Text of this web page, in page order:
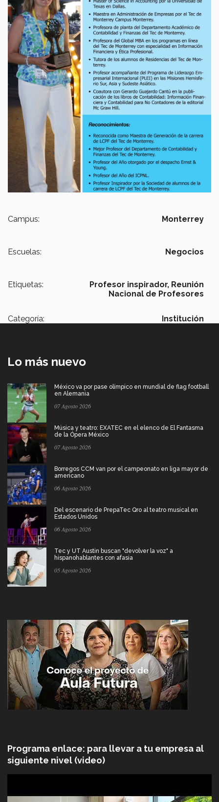
Campus: Monterrey
Escuelas: Negocios
Etiquetas: Profesor inspirador, Reunión
Nacional de Profesores
Categoría: Institución
Lo más nuevo
México va por pase olímpico en mundial de flag football
en Alemania
07 Agosto 2026
Música y teatro: EXATEC en el elenco de El Fantasma
de la Ópera México
07 Agosto 2026
Borregos CCM van por el campeonato en liga mayor de
americano
06 Agosto 2026
Del escenario de PrepaTec Qro al teatro musical en
Estados Unidos
06 Agosto 2026
Tec y UT Austin buscan "devolver la voz" a
hispanohablantes con afasia
05 Agosto 2026
Programa enlace: para llevar a tu empresa al
siguiente nivel (video)